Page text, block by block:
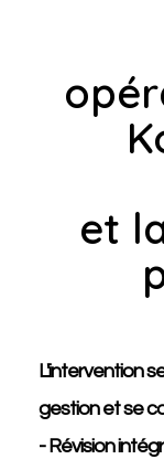
et
L'intervention
gestion et se
- Révision